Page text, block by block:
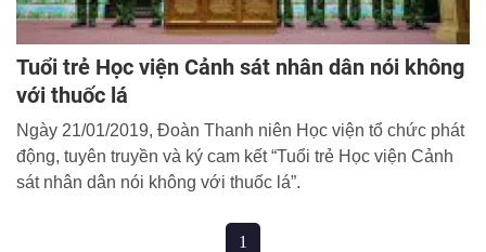
Tuổi trẻ Học viện Cảnh sát nhân dân nói không
với thuốc lá
Ngày 21/01/2019, Đoàn Thanh niên Học viện tổ chức phát
động, tuyên truyền và ký cam kết “Tuổi trẻ Học viện Cảnh
sát nhân dân nói không với thuốc lá”.
1